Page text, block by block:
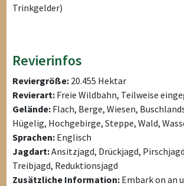
Trinkgelder)
Revierinfos
Reviergröße: 20.455 Hektar
Revierart: Freie Wildbahn, Teilweise
Gelände: Flach, Berge, Wiesen,
Hügelig, Hochgebirge, Steppe, Wald,
Sprachen: Englisch
Jagdart:Ansitzjagd, Drückjagd,
Treibjagd, Reduktionsjagd
Zusätzliche Information: Embark on an